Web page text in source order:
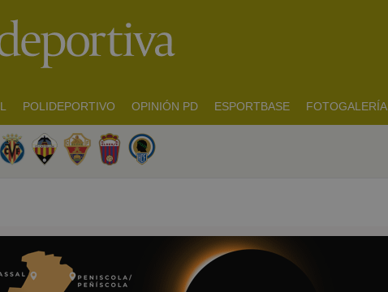
POLIDEPORTIVO OPINIÓN PD ESPORTBASE FOTOGALERÍA